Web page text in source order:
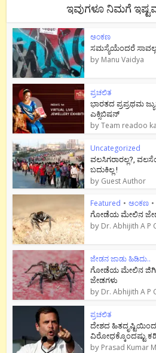
ಇವುಗಳೂ ನಿಮಗೆ
ಅಂಕಣ
ಸಮಸ್ಯೆಯೆಂದರೆ
by Manu Vaidya
ಪ್ರಚಲಿತ
ಭಾರತದ ಪ್ರಪ್ರಥಮ
ಎಕ್ಸಿಬಿಷನ್
byTeam readoo
Uncategorized
ವಲಸಿಗರಾರಲ್ಲ?,
ಬದುಕಿಲ್ಲ !
by Guest Author
Featured • ಅಂಕಣ •
ಗೋಡೆಯ ಮೇಲಿನ
by Dr. Abhijith A P
ಜೇಡನ ಜಾಡು ಹಿಡಿದು..
ಗೋಡೆಯ ಮೇಲಿನ
ಜೇಡಗಳು
by Dr. Abhijith A P
ಪ್ರಚಲಿತ
ದೇಶದ
ವಿರೋಧಕ್ಕೊಂದಷ್ಟು
by Prasad Kumar